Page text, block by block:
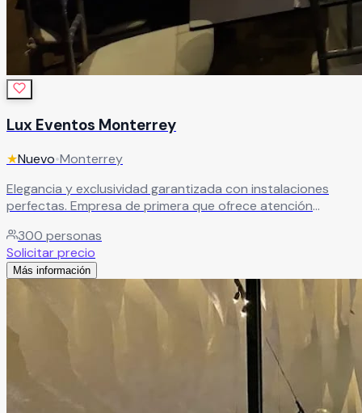
Lux Eventos Monterrey
★Nuevo•Monterrey
Elegancia y exclusividad garantizada con instalaciones
perfectas. Empresa de primera que ofrece atención
más especial.Leer más
300 personas
Solicitar precio
Más información